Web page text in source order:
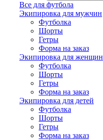
Все для футбола
Экипировка для мужчин
Футболка
Шорты
Гетры
Форма на заказ
Экипировка для женщин
Футболка
Шорты
Гетры
Форма на заказ
Экипировка для детей
Футболка
Шорты
Гетры
Форма на заказ